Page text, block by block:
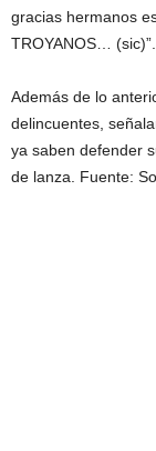
gracias hermanos
TROYANOS… (sic)”.
Además de lo
delincuentes,
ya saben defender
de lanza. Fuente: